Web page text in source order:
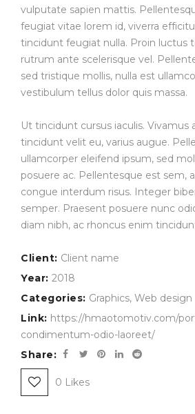
vulputate sapien mattis.
feugiat vitae lorem id, viverra
tincidunt feugiat nulla. Proin luctus
rutrum ante scelerisque vel.
sed tristique mollis, nulla est
vestibulum tellus dolor quis massa.
Ut tincidunt cursus iaculis. Vivamus
tincidunt velit eu, varius augue.
ullamcorper eleifend ipsum, sed
posuere ac. Pellentesque est sem,
congue interdum risus. Integer
semper. Praesent posuere nunc
diam nibh, ac rhoncus enim
Client: Client name
Year: 2018
Categories: Graphics, Web design
Link: https://hmaotomotiv.com/
condimentum-odio-laoreet/
Share:
0 Likes